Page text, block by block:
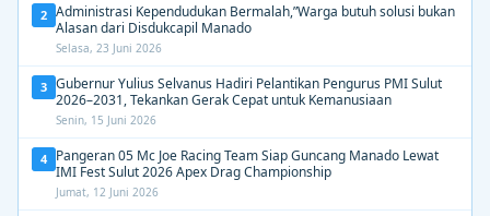
2 Administrasi Kependudukan Bermalah,”Warga butuh solusi bukan
Alasan dari Disdukcapil Manado
Selasa, 23 Juni 2026
3 Gubernur Yulius Selvanus Hadiri Pelantikan Pengurus PMI Sulut
2026–2031, Tekankan Gerak Cepat untuk Kemanusiaan
Senin, 15 Juni 2026
4 Pangeran 05 Mc Joe Racing Team Siap Guncang Manado Lewat
IMI Fest Sulut 2026 Apex Drag Championship
Jumat, 12 Juni 2026